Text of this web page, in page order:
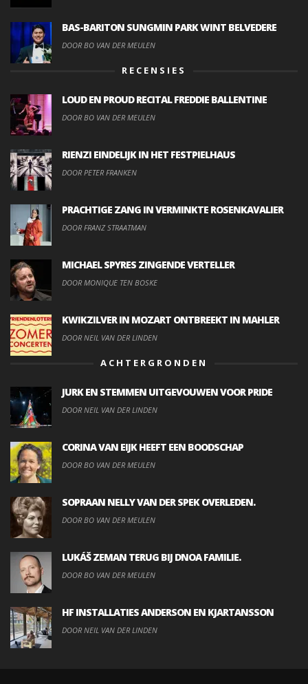
BAS-BARITON SUNGMIN PARK WINT BELVEDERE
DOOR BO VAN DER MEULEN
RECENSIES
LOUD EN PROUD RECITAL FREDDIE BALLENTINE
DOOR BO VAN DER MEULEN
RIENZI EINDELIJK IN HET FESTPIELHAUS
DOOR PETER FRANKEN
PRACHTIGE ZANG IN VERMINKTE ROSENKAVALIER
DOOR FRANZ STRAATMAN
MICHAEL SPYRES ZINGENDE VERTELLER
DOOR MONIQUE TEN BOSKE
KWIKZILVER IN MOZART ONTBREEKT IN MAHLER
DOOR NEIL VAN DER LINDEN
ACHTERGRONDEN
JURK EN STEMMEN UITGEVOUWEN VOOR PRIDE
DOOR NEIL VAN DER LINDEN
CORINA VAN EIJK HEEFT EEN BOODSCHAP
DOOR BO VAN DER MEULEN
SOPRAAN NELLY VAN DER SPEK OVERLEDEN.
DOOR BO VAN DER MEULEN
LUKÁŠ ZEMAN TERUG BIJ DNOA FAMILIE.
DOOR BO VAN DER MEULEN
HF INSTALLATIES ANDERSON EN KJARTANSSON
DOOR NEIL VAN DER LINDEN